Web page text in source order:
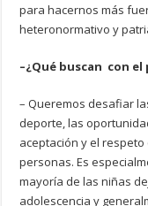
para hacernos más
heteronormativo y
–¿Qué buscan con
– Queremos desafiar
deporte, las
aceptación y el
personas. Es
mayoría de las niñas
adolescencia y